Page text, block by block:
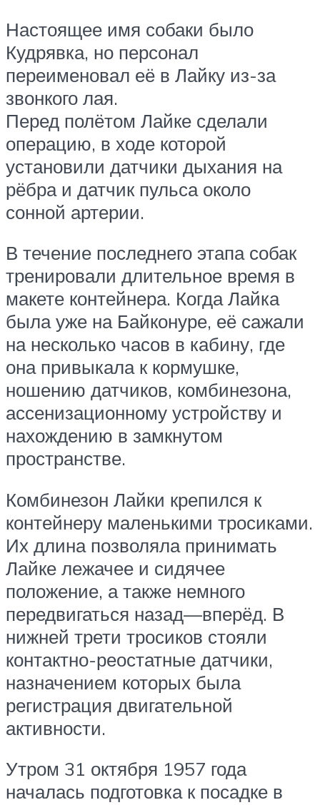
Настоящее имя собаки было
Кудрявка, но персонал
переименовал её в Лайку из-за
звонкого лая.
Перед полётом Лайке сделали
операцию, в ходе которой
установили датчики дыхания на
рёбра и датчик пульса около
сонной артерии.
В течение последнего этапа собак
тренировали длительное время в
макете контейнера. Когда Лайка
была уже на Байконуре, её сажали
на несколько часов в кабину, где
она привыкала к кормушке,
ношению датчиков, комбинезона,
ассенизационному устройству и
нахождению в замкнутом
пространстве.
Комбинезон Лайки крепился к
контейнеру маленькими тросиками.
Их длина позволяла принимать
Лайке лежачее и сидячее
положение, а также немного
передвигаться назад—вперёд. В
нижней трети тросиков стояли
контактно-реостатные датчики,
назначением которых была
регистрация двигательной
активности.
Утром 31 октября 1957 года
началась подготовка к посадке в